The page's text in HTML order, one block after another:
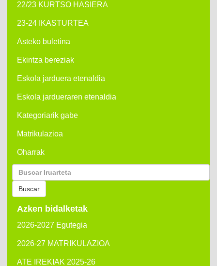
22/23 KURTSO HASIERA
23-24 IKASTURTEA
Asteko buletina
Ekintza bereziak
Eskola jarduera etenaldia
Eskola jardueraren etenaldia
Kategoriarik gabe
Matrikulazioa
Oharrak
Buscar
por:
Buscar
Azken bidalketak
2026-2027 Egutegia
2026-27 MATRIKULAZIOA
ATE IREKIAK 2025-26